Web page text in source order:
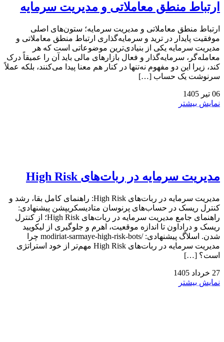
ارتباط منطق معاملاتی و مدیریت سرمایه
ارتباط منطق معاملاتی و مدیریت سرمایه؛ ستون‌های اصلی
موفقیت پایدار در ترید و سرمایه‌گذاری ارتباط منطق معاملاتی و
مدیریت سرمایه یکی از بنیادی‌ترین موضوعاتی است که هر
معامله‌گر، سرمایه‌گذار و فعال بازارهای مالی باید آن را عمیقاً درک
کند، زیرا این دو مفهوم نه‌تنها در کنار هم معنا پیدا می‌کنند، بلکه عملاً
سرنوشت یک حساب […]
06 تیر 1405
نمایش بیشتر
مدیریت سرمایه در ربات‌های High Risk
مدیریت سرمایه در ربات‌های High Risk: راهنمای کامل بقا، رشد و
کنترل ریسک در حساب‌های پرنوسان متادیسکریپشن پیشنهادی:
راهنمای جامع مدیریت سرمایه در ربات‌های High Risk؛ از کنترل
ریسک و دراداون تا اندازه موقعیت، اهرم و جلوگیری از لیکویید
شدن. اسلاگ پیشنهادی: /modiriat-sarmaye-high-risk-bots چرا
مدیریت سرمایه در ربات‌های High Risk مهم‌تر از خود استراتژی
است؟ […]
27 خرداد 1405
نمایش بیشتر